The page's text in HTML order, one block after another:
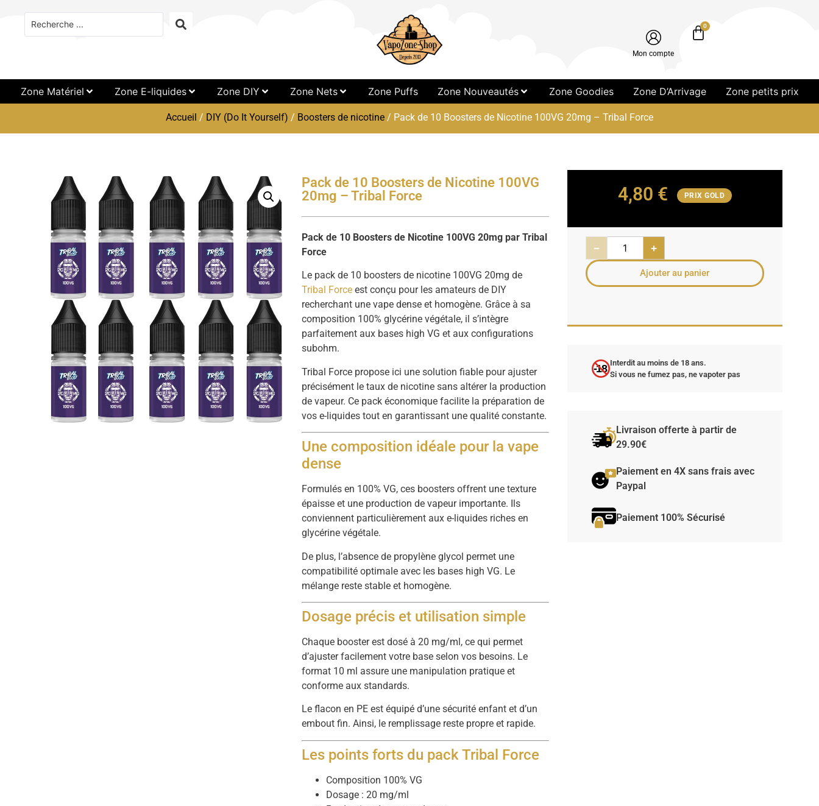
Mon compte
0
Zone Matériel Zone E-liquides Zone DIY Zone Nets Zone Puffs Zone Nouveautés Zone Goodies Zone D’Arrivage Zone petits prix
Accueil / DIY (Do It Yourself) / Boosters de nicotine / Pack de 10 Boosters de Nicotine 100VG 20mg – Tribal Force
Pack de 10 Boosters de Nicotine 100VG
20mg – Tribal Force
Pack de 10 Boosters de Nicotine 100VG 20mg par Tribal
Force
Le pack de 10 boosters de nicotine 100VG 20mg de
Tribal Force est conçu pour les amateurs de DIY
recherchant une vape dense et homogène. Grâce à sa
composition 100% glycérine végétale, il s’intègre
parfaitement aux bases high VG et aux configurations
subohm.
Tribal Force propose ici une solution fiable pour ajuster
précisément le taux de nicotine sans altérer la production
de vapeur. Ce pack économique facilite la préparation de
vos e-liquides tout en garantissant une qualité constante.
Une composition idéale pour la vape
dense
Formulés en 100% VG, ces boosters offrent une texture
épaisse et une production de vapeur importante. Ils
conviennent particulièrement aux e-liquides riches en
glycérine végétale.
De plus, l’absence de propylène glycol permet une
compatibilité optimale avec les bases high VG. Le
mélange reste stable et homogène.
Dosage précis et utilisation simple
Chaque booster est dosé à 20 mg/ml, ce qui permet
d’ajuster facilement votre base selon vos besoins. Le
format 10 ml assure une manipulation pratique et
conforme aux standards.
Le flacon en PE est équipé d’une sécurité enfant et d’un
embout fin. Ainsi, le remplissage reste propre et rapide.
Les points forts du pack Tribal Force
Composition 100% VG
Dosage : 20 mg/ml
4,80 € PRIX GOLD
− +
Ajouter au panier
-18 Interdit au moins de 18 ans.
Si vous ne fumez pas, ne vapoter pas
Livraison offerte à partir de
29.90€
Paiement en 4X sans frais avec
Paypal
Paiement 100% Sécurisé